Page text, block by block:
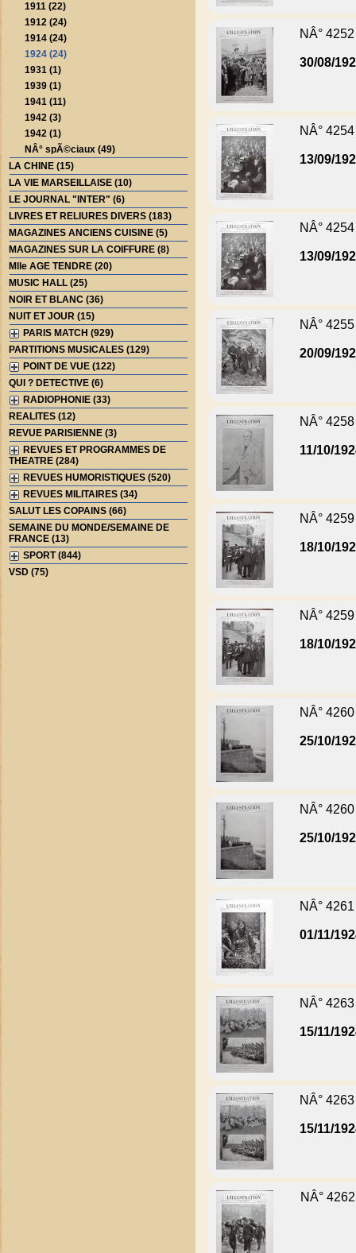
1911 (22)
1912 (24)
1914 (24)
1924 (24)
1931 (1)
1939 (1)
1941 (11)
1942 (3)
1942 (1)
NÂ° spÃ©ciaux (49)
LA CHINE (15)
LA VIE MARSEILLAISE (10)
LE JOURNAL "INTER" (6)
LIVRES ET RELIURES DIVERS (183)
MAGAZINES ANCIENS CUISINE (5)
MAGAZINES SUR LA COIFFURE (8)
Mlle AGE TENDRE (20)
MUSIC HALL (25)
NOIR ET BLANC (36)
NUIT ET JOUR (15)
PARIS MATCH (929)
PARTITIONS MUSICALES (129)
POINT DE VUE (122)
QUI ? DETECTIVE (6)
RADIOPHONIE (33)
REALITES (12)
REVUE PARISIENNE (3)
REVUES ET PROGRAMMES DE
THEATRE (284)
REVUES HUMORISTIQUES (520)
REVUES MILITAIRES (34)
SALUT LES COPAINS (66)
SEMAINE DU MONDE/SEMAINE DE
FRANCE (13)
SPORT (844)
VSD (75)
NÂ° 4252
30/08/
NÂ° 4254
13/09/
NÂ° 4254
13/09/
NÂ° 4255
20/09/
NÂ° 4258
11/10/
NÂ° 4259
18/10/
NÂ° 4259
18/10/
NÂ° 4260
25/10/
NÂ° 4260
25/10/
NÂ° 4261
01/11/
NÂ° 4263
15/11/
NÂ° 4263
15/11/
NÂ° 4262